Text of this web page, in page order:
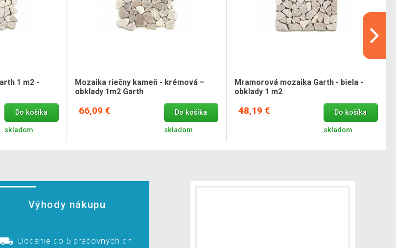
1 m2 -
Do košíka
skladom
Mozaika riečny kameň - krémová –
obklady 1m2 Garth
66,09 € Do košíka
skladom
Mramorová mozaika Garth - biela -
obklady 1 m2
48,19 € Do košíka
skladom
Výhody nákupu
Dodanie do 5 pracovných dní